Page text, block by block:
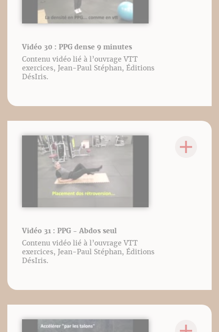
Vidéo 30 : PPG dense 9 minutes
Contenu vidéo lié à l’ouvrage VTT
exercices, Jean-Paul Stéphan, Éditions
DésIris.
Vidéo 31 : PPG - Abdos seul
Contenu vidéo lié à l’ouvrage VTT
exercices, Jean-Paul Stéphan, Éditions
DésIris.